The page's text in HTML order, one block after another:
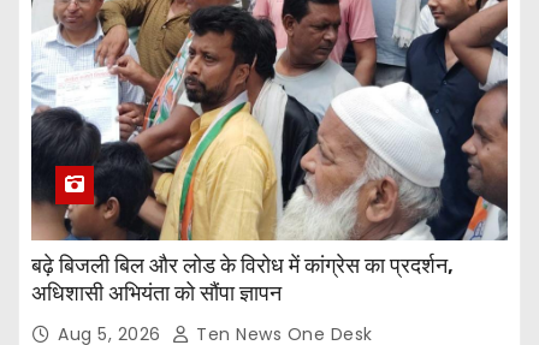
बढ़े बिजली बिल और लोड के विरोध में कांग्रेस का प्रदर्शन,
अधिशासी अभियंता को सौंपा ज्ञापन
Aug 5, 2026 Ten News One Desk